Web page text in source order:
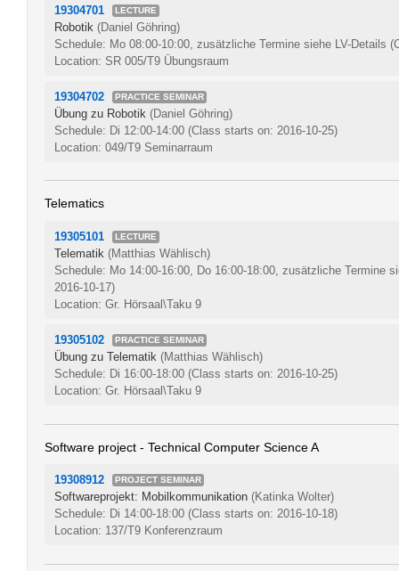
19304701 LECTURE
Robotik (Daniel Göhring)
Schedule: Mo 08:00-10:00, zusätzliche Termine siehe LV-Details
Location: SR 005/T9 Übungsraum
19304702 PRACTICE SEMINAR
Übung zu Robotik (Daniel Göhring)
Schedule: Di 12:00-14:00 (Class starts on: 2016-10-25)
Location: 049/T9 Seminarraum
Telematics
19305101 LECTURE
Telematik (Matthias Wählisch)
Schedule: Mo 14:00-16:00, Do 16:00-18:00, zusätzliche Termine
2016-10-17)
Location: Gr. Hörsaal\Taku 9
19305102 PRACTICE SEMINAR
Übung zu Telematik (Matthias Wählisch)
Schedule: Di 16:00-18:00 (Class starts on: 2016-10-25)
Location: Gr. Hörsaal\Taku 9
Software project - Technical Computer Science A
19308912 PROJECT SEMINAR
Softwareprojekt: Mobilkommunikation (Katinka Wolter)
Schedule: Di 14:00-18:00 (Class starts on: 2016-10-18)
Location: 137/T9 Konferenzraum